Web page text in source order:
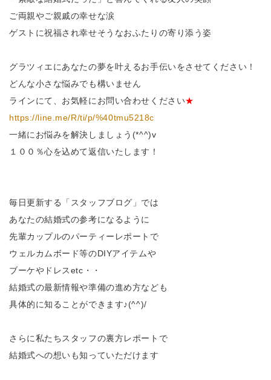
ご両親やご親戚の幸せな涙
ゲストに祝福され幸せそうなおふたりの寄り添う姿
グラツィエにあなたの夢を叶えるお手伝いをさせてください！
どんな小さな悩みでも構いません
ラインにて、お気軽にお問い合わせください★
https://line.me/R/ti/p/%40tmu5218c
一緒にお悩みを解決しましょう(*^^)v
１００％心を込めて返信いたします！
毎日更新する「スタッフブログ」では
あなたの結婚式の参考になるように
先輩カップルのパーティーレポートで
ウェルカムボード等のDIYアイテムや
ブーケやドレスetc・・
結婚式の最新情報や準備の進め方なども
具体的に知ることができます♪(^^)/
さらに私たちスタッフの裏方レポートで
結婚式への想いも知っていただけます